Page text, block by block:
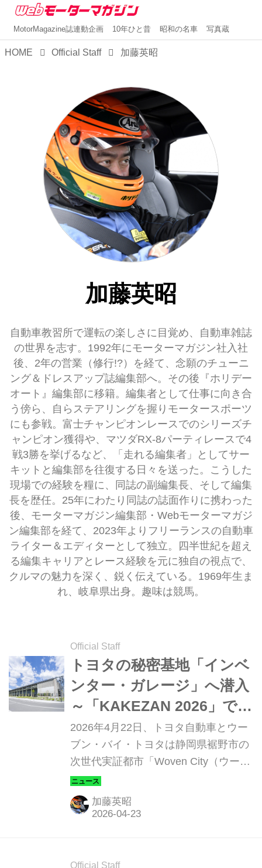
MotorMagazine誌連動企画 10年ひと昔 昭和の名車 写真蔵
HOME Official Staff 加藤英昭
加藤英昭
自動車教習所で運転の楽しさに目覚め、自動車雑誌
の世界を志す。1992年にモーターマガジン社入社
後、2年の営業（修行!?）を経て、念願のチューニ
ング＆ドレスアップ誌編集部へ。その後『ホリデー
オート』編集部に移籍。編集者として仕事に向き合
う傍ら、自らステアリングを握りモータースポーツ
にも参戦。富士チャンピオンレースでのシリーズチ
ャンピオン獲得や、マツダRX-8パーティレースで4
戦3勝を挙げるなど、「走れる編集者」としてサー
キットと編集部を往復する日々を送った。こうした
現場での経験を糧に、同誌の副編集長、そして編集
長を歴任。25年にわたり同誌の誌面作りに携わった
後、モーターマガジン編集部・Webモーターマガジ
ン編集部を経て、2023年よりフリーランスの自動車
ライター＆エディターとして独立。四半世紀を超え
る編集キャリアとレース経験を元に独自の視点で、
クルマの魅力を深く、鋭く伝えている。1969年生ま
れ、岐阜県出身。趣味は競馬。
Official Staff
トヨタの秘密基地「インベ
ンター・ガレージ」へ潜入
～「KAKEZAN 2026」で見
えた次世代クルマが生まれ
る「未完成のテストコー
ス」の全貌
2026年4月22日、トヨタ自動車とウー
ブン・バイ・トヨタは静岡県裾野市の
次世代実証都市「Woven City（ウーブ
ン・シティ）」において、産業の枠を
超えた共創プロジェクト
「KAKEZAN（カケザン） 2026」の内
ンター・ガレージ）」の実態と、AI技
加藤英昭
Official Staff